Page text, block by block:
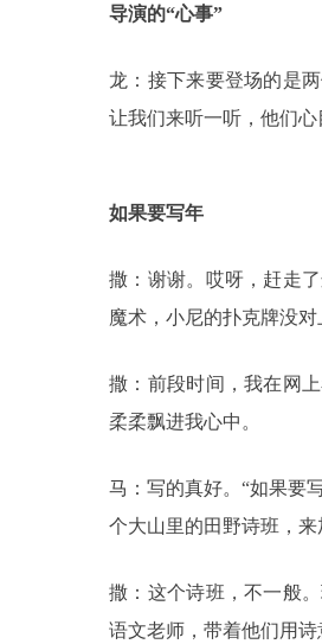
导演的“心事”
龙：接下来要登场的是
让我们来听一听，他们心
如果要写年
撒：谢谢。哎呀，赶走
魔术，小尼的扑克牌没
撒：前段时间，我在网
柔柔飘进我心中。
马：写的真好。“如果
个大山里的田野诗班，来
撒：这个诗班，不一般
语文老师，带着他们用诗